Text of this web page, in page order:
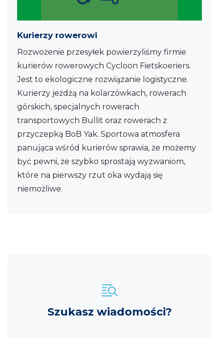
Kurierzy rowerowi
Rozwożenie przesyłek powierzyliśmy firmie
kurierów rowerowych Cycloon Fietskoeriers.
Jest to ekologiczne rozwiązanie logistyczne.
Kurierzy jeżdżą na kolarzówkach, rowerach
górskich, specjalnych rowerach
transportowych Bullit oraz rowerach z
przyczepką BoB Yak. Sportowa atmosfera
panująca wśród kurierów sprawia, że możemy
być pewni, że szybko sprostają wyzwaniom,
które na pierwszy rzut oka wydają się
niemożliwe.
Szukasz wiadomości?